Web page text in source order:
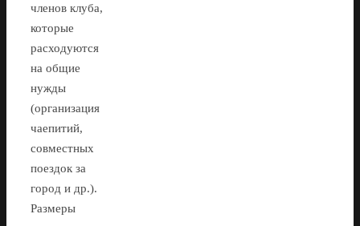
членов клуба,
которые
расходуются
на общие
нужды
(организация
чаепитий,
совместных
поездок за
город и др.).
Размеры